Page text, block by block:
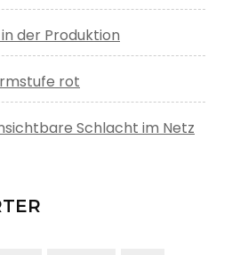
der Produktion
rot
Schlacht im Netz